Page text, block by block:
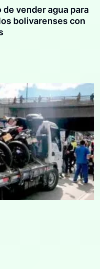
vender agua para
bolivarenses con